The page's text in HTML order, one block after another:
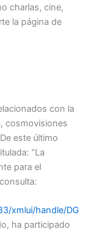
charlas, cine,
la página de
con la
cosmovisiones
este último
“La
para el
xmlui/handle/DG
ha participado